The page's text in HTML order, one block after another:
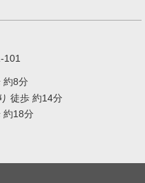
101
約8分
徒歩 約14分
約18分